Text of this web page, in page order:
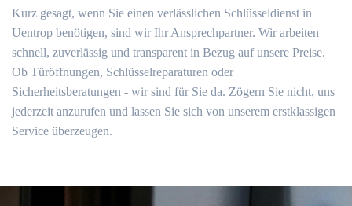
Kurz gesagt, wenn Sie einen verlässlichen Schlüsseldienst in
Uentrop benötigen, sind wir Ihr Ansprechpartner. Wir arbeiten
schnell, zuverlässig und transparent in Bezug auf unsere Preise.
Ob Türöffnungen, Schlüsselreparaturen oder
Sicherheitsberatungen - wir sind für Sie da. Zögern Sie nicht, uns
jederzeit anzurufen und lassen Sie sich von unserem erstklassigen
Service überzeugen.